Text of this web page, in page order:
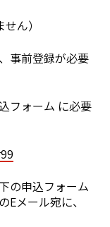
ん）
事前登録が必要
フォーム に必要
の申込フォーム
メール宛に、